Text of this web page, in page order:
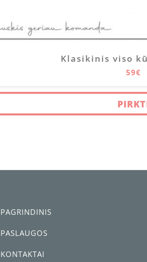
Klasikinis viso
59€
PAGRINDINIS
PASLAUGOS
KONTAKTAI